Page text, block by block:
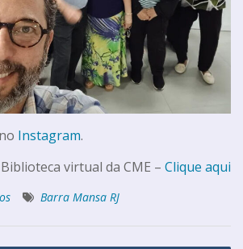
Instagram.
virtual da CME – Clique aqui
Barra Mansa RJ